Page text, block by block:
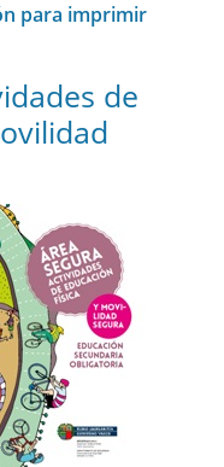
para imprimir
de